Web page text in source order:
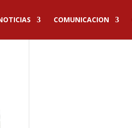
COMUNICACION